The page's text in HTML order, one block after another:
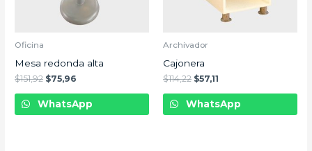
Oficina
Mesa redonda alta
$151,92 $75,96
WhatsApp
Archivador
Cajonera
$114,22 $57,11
WhatsApp